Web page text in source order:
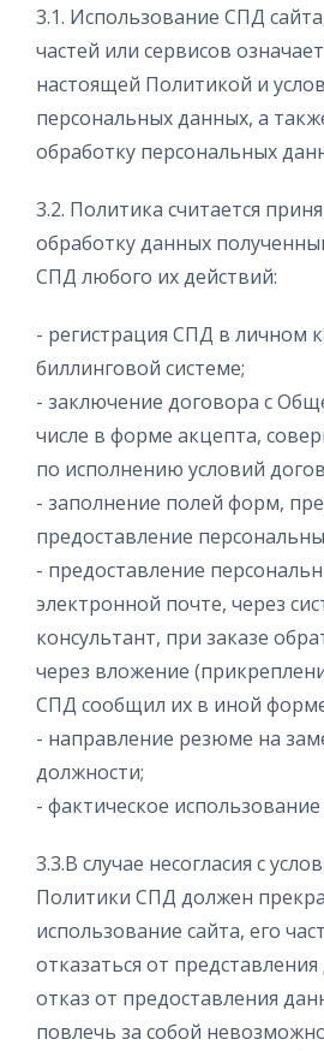
3.1. Использование СПД
частей или сервисов
настоящей Политикой и
персональных данных, а
обработку персональных
3.2. Политика считается
обработку данных
СПД любого их действий:
- регистрация СПД в личном
биллинговой системе;
- заключение договора с
числе в форме акцепта,
по исполнению условий
- заполнение полей форм,
предоставление
- предоставление
электронной почте, через
консультант, при заказе
через вложение
СПД сообщил их в иной
- направление резюме на
должности;
- фактическое использование
3.3.В случае несогласия с
Политики СПД должен
использование сайта, его
отказаться от
отказ от предоставления
повлечь за собой